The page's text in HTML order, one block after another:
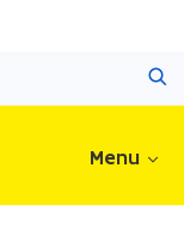
Menu